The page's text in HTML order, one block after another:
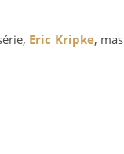
Eric Kripke, mas